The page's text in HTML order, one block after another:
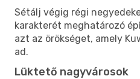
Sétálj végig régi
karakterét meghatározó
azt az örökséget, amely
ad.
Lüktető nagyvárosok